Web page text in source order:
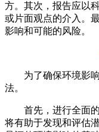
方。其次，报告应以
或片面观点的介入。
影响和可能的风险。
为了确保环境影响
法。
首先，进行全面的
将有助于发现和评估